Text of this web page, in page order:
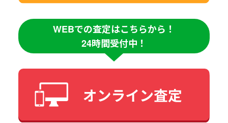
WEBでの査定はこちらから！
24時間受付中！